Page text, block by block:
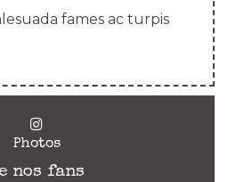
fames ac turpis
Photos
nos fans